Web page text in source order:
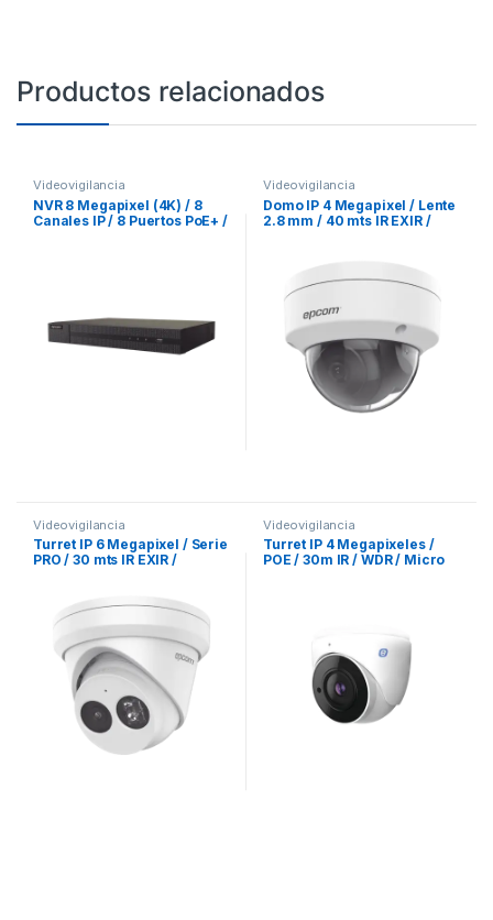
Productos relacionados
Videovigilancia
NVR 8 Megapixel (4K) / 8
Canales IP / 8 Puertos PoE+ /
Videovigilancia
Domo IP 4 Megapixel / Lente
2.8 mm / 40 mts IR EXIR /
de Falsas Alarmas) / Ultra
Baja Iluminación / Entrada y
Salida de Audio y Alarma
Videovigilancia
Turret IP 6 Megapixel / Serie
PRO / 30 mts IR EXIR /
Videoanaliticos Integrados /
Micrófono Integrado
Videovigilancia
Turret IP 4 Megapixeles /
POE / 30m IR / WDR / Micro